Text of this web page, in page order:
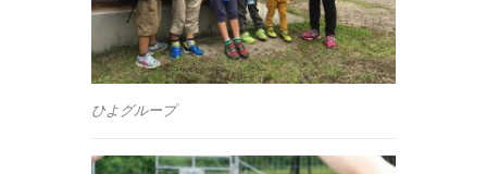
ひよグループ